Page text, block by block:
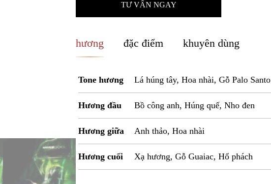
TƯ VẤN NGAY
hương đặc điểm khuyên dùng
Tone hương Lá húng tây, Hoa nhài, Gỗ Palo Santo
Hương đầu Bồ công anh, Húng quế, Nho đen
Hương giữa Anh thảo, Hoa nhài
Hương cuối Xạ hương, Gỗ Guaiac, Hổ phách